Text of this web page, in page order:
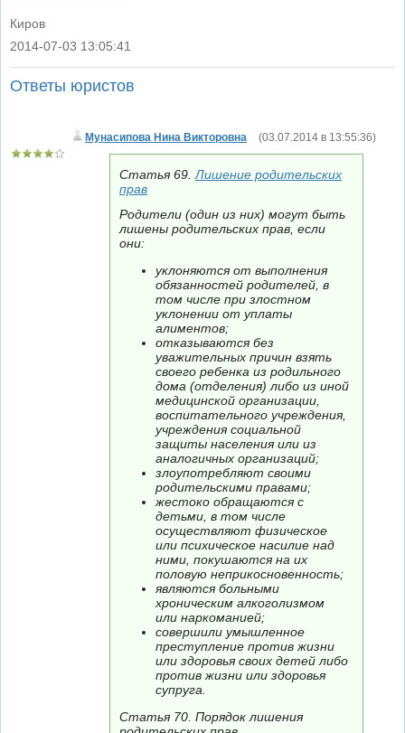
Киров
|
2014-07-03 13:05:41
Ответы юристов
Мунасипова Нина Викторовна (03.07.2014 в 13:55:36)
Статья 69. Лишение родительских
прав
Родители (один из них) могут быть
лишены родительских прав, если
они:
уклоняются от выполнения
обязанностей родителей, в
том числе при злостном
уклонении от уплаты
алиментов;
отказываются без
уважительных причин взять
своего ребенка из родильного
дома (отделения) либо из иной
медицинской организации,
воспитательного учреждения,
учреждения социальной
защиты населения или из
аналогичных организаций;
злоупотребляют своими
родительскими правами;
жестоко обращаются с
детьми, в том числе
осуществляют физическое
или психическое насилие над
ними, покушаются на их
половую неприкосновенность;
являются больными
хроническим алкоголизмом
или наркоманией;
совершили умышленное
преступление против жизни
или здоровья своих детей либо
против жизни или здоровья
супруга.
Статья 70. Порядок лишения